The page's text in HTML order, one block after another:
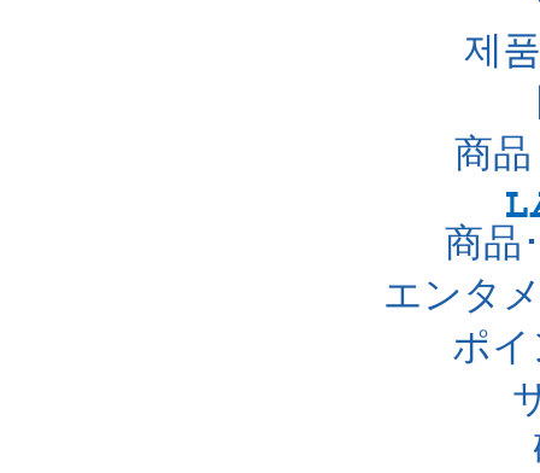
제
商
商品
エンタ
ポ